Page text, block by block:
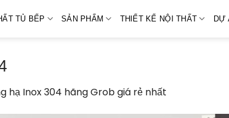
TỦ BẾP SẢN PHẨM THIẾT KẾ NỘI THẤT DỰ
hạ Inox 304 hãng Grob giá rẻ nhất